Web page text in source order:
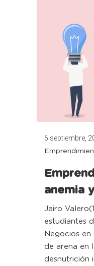
6 septiembre,
anemia
Jairo
estudiantes
Negocios en
de arena en
desnutrición